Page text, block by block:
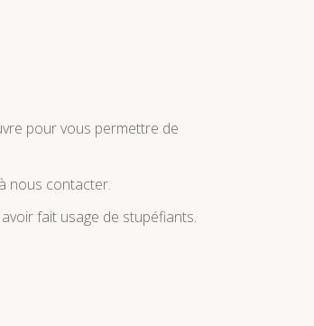
pour vous permettre de
nous contacter.
fait usage de stupéfiants.